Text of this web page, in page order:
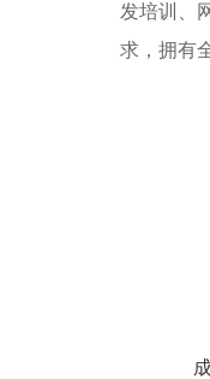
发培训、
求，拥有